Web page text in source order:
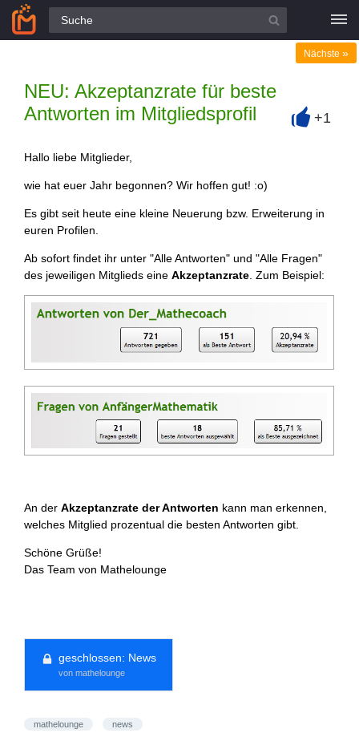
Alle Fragen
NEU: Akzeptanzrate für beste
Antworten im Mitgliedsprofil
Nächste »
+1
Hallo liebe Mitglieder,
wie hat euer Jahr begonnen? Wir hoffen gut! :o)
Es gibt seit heute eine kleine Neuerung bzw. Erweiterung in
euren Profilen.
Ab sofort findet ihr unter "Alle Antworten" und "Alle Fragen"
des jeweiligen Mitglieds eine Akzeptanzrate . Zum Beispiel:
An der Akzeptanzrate der Antworten kann man erkennen,
welches Mitglied prozentual die besten Antworten gibt.
Schöne Grüße!
Das Team von Mathelounge
geschlossen: News
von mathelounge
mathelounge news